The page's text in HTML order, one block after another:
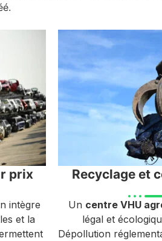
prix
intègre
et la
Recyclage et
Un centre VHU
légal et
Dépollution